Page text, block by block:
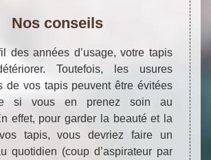
Nos conseils
des années d’usage, votre tapis
Toutefois, les usures
de vos tapis peuvent être évitées
si vous en prenez soin au
effet, pour garder la beauté et la
tapis, vous devriez faire un
quotidien (coup d’aspirateur par